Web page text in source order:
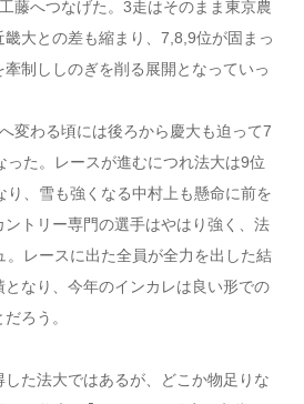
藤へつなげた。3走はそのまま東京農
大との差も縮まり、7,8,9位が固まっ
制ししのぎを削る展開となっていっ
変わる頃には後ろから慶大も迫って7
った。レースが進むにつれ法大は9位
り、雪も強くなる中村上も懸命に前を
トリー専門の選手はやはり強く、法
。レースに出た全員が全力を出した結
なり、今年のインカレは良い形での
ろう。
た法大ではあるが、どこか物足りな